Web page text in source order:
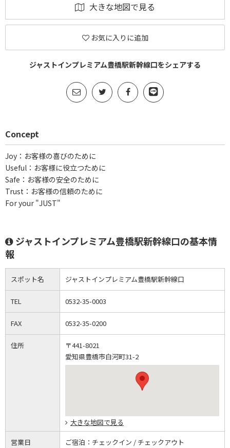
大きな地図で見る
お気に入りに追加
ジャストインプレミアム豊橋駅新幹線口をシェアする
Concept
Joy：お客様の喜びのために
Useful：お客様に役立つために
Safe：お客様の安全のために
Trust：お客様の信頼のために
For your "JUST"
ジャストインプレミアム豊橋駅新幹線口の基本情
報
スポット名 ジャストインプレミアム豊橋駅新幹線口
TEL 0532-35-0003
FAX 0532-35-0200
住所
〒441-8021
愛知県豊橋市白河町31-2
大きな地図で見る
営業日 ご宿泊： チェックイン / チェックアウト